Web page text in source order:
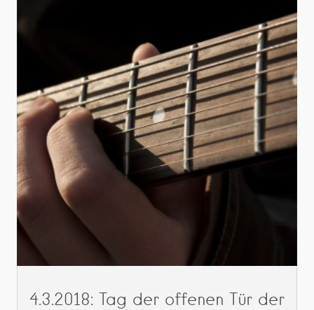
4.3.2018: Tag der offenen Tür der